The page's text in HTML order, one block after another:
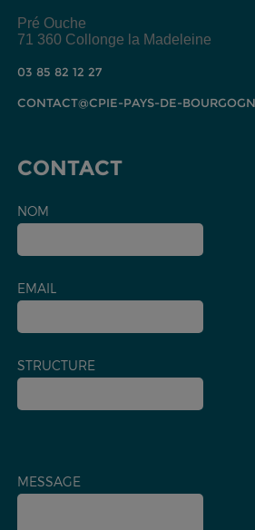
Pré Ouche
71 360 Collonge la Madeleine
03 85 82 12 27
CONTACT@CPIE-PAYS-DE-
CONTACT
NOM
EMAIL
STRUCTURE
MESSAGE